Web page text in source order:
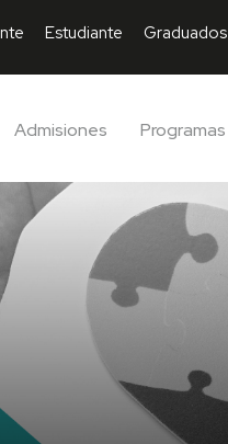
Estudiante Graduados
Admisiones Programas